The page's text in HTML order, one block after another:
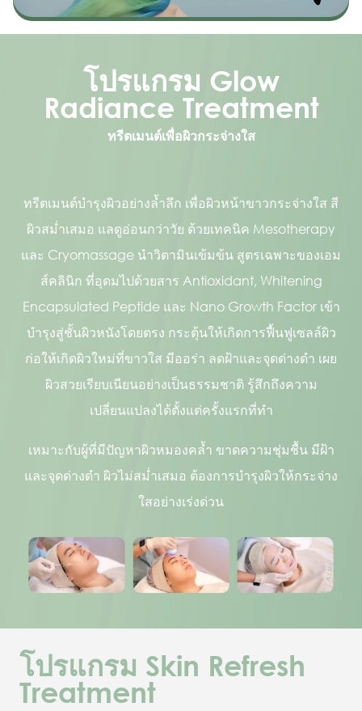
โปรแกรม Glow
Radiance Treatment
ทรีตเมนต์เพื่อผิวกระจ่างใส
ทรีตเมนต์บำรุงผิวอย่างล้ำลึก เพื่อผิวหน้าขาวกระจ่างใส สี
ผิวสม่ำเสมอ แลดูอ่อนกว่าวัย ด้วยเทคนิค Mesotherapy
และ Cryomassage นำวิตามินเข้มข้น สูตรเฉพาะของเอม
ส์คลินิก ที่อุดมไปด้วยสาร Antioxidant, Whitening
Encapsulated Peptide และ Nano Growth Factor เข้า
บำรุงสู่ชั้นผิวหนังโดยตรง กระตุ้นให้เกิดการฟื้นฟูเซลล์ผิว
ก่อให้เกิดผิวใหม่ที่ขาวใส มีออร่า ลดฝ้าและจุดด่างดำ เผย
ผิวสวยเรียบเนียนอย่างเป็นธรรมชาติ รู้สึกถึงความ
เปลี่ยนแปลงได้ตั้งแต่ครั้งแรกที่ทำ
เหมาะกับผู้ที่มีปัญหาผิวหมองคล้ำ ขาดความชุ่มชื้น มีฝ้า
และจุดด่างดำ ผิวไม่สม่ำเสมอ ต้องการบำรุงผิวให้กระจ่าง
ใสอย่างเร่งด่วน
โปรแกรม Skin Refresh
Treatment